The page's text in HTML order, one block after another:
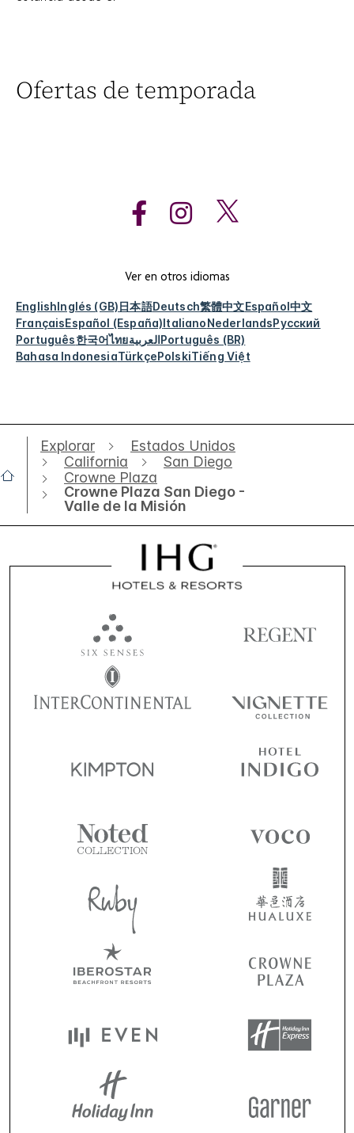
Ofertas de temporada
Ver en otros idiomas
EnglishInglés (GB)日本語Deutsch繁體中文Español中文
FrançaisEspañol (España)ItalianoNederlandsРусский
Português한국어ไทยالعربيةPortuguês (BR)
Bahasa IndonesiaTürkçePolskiTiếng Việt
Explorar
Estados Unidos
California
San Diego
Crowne Plaza
Crowne Plaza San Diego -
Valle de la Misión